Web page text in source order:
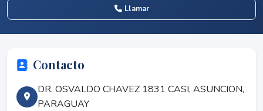
Llamar
Contacto
DR. OSVALDO CHAVEZ 1831 CASI, ASUNCION,
PARAGUAY